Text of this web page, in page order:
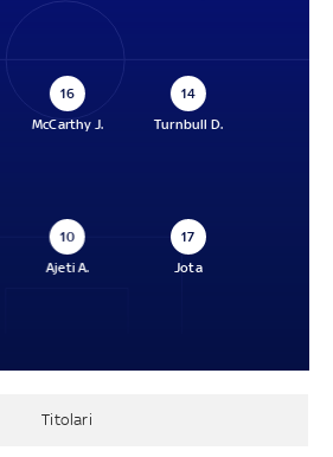
16
McCarthy J.
14
Turnbull D.
10
Ajeti A.
17
Jota
Titolari